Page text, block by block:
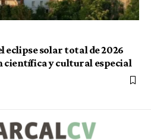
eclipse solar total de 2026
y cultural especial